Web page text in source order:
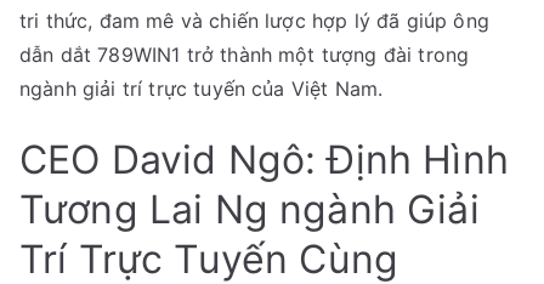
tri thức, đam mê và chiến lược hợp lý đã giúp ông
dẫn dắt 789WIN1 trở thành một tượng đài trong
ngành giải trí trực tuyến của Việt Nam.
CEO David Ngô: Định Hình
Tương Lai Ng ngành Giải
Trí Trực Tuyến Cùng